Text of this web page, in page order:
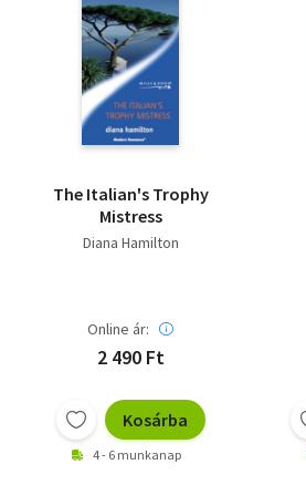
The Italian's Trophy
Mistress
Diana Hamilton
Online ár:
2 490 Ft
Kosárba
4 - 6 munkanap